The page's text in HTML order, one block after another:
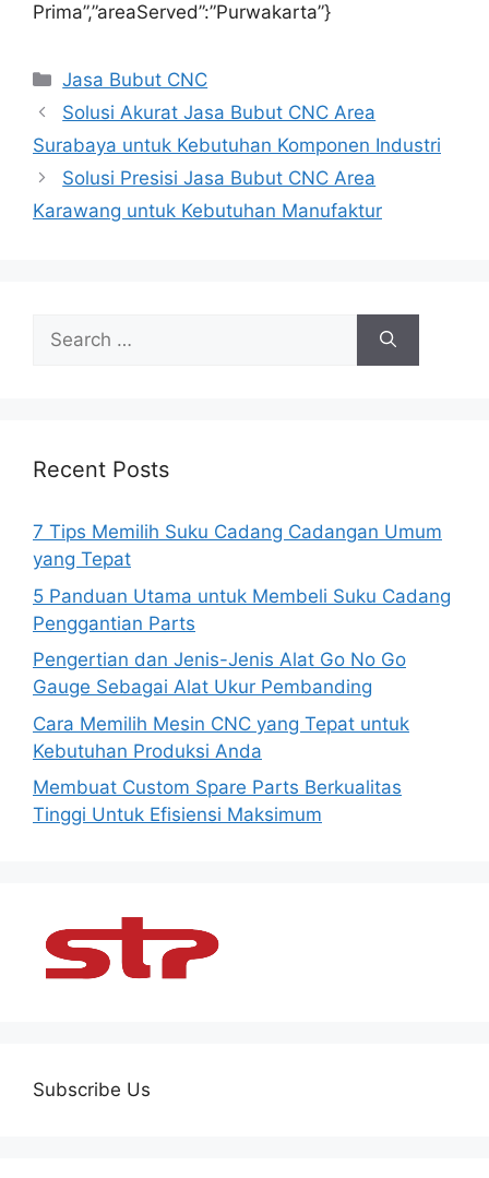
Prima”,”areaServed”:”Purwakarta”}
Categories
Jasa Bubut CNC
Solusi Akurat Jasa Bubut CNC Area
Surabaya untuk Kebutuhan Komponen Industri
Solusi Presisi Jasa Bubut CNC Area
Karawang untuk Kebutuhan Manufaktur
Search
for:
Recent Posts
7 Tips Memilih Suku Cadang Cadangan Umum
yang Tepat
5 Panduan Utama untuk Membeli Suku Cadang
Penggantian Parts
Pengertian dan Jenis-Jenis Alat Go No Go
Gauge Sebagai Alat Ukur Pembanding
Cara Memilih Mesin CNC yang Tepat untuk
Kebutuhan Produksi Anda
Membuat Custom Spare Parts Berkualitas
Tinggi Untuk Efisiensi Maksimum
Subscribe Us